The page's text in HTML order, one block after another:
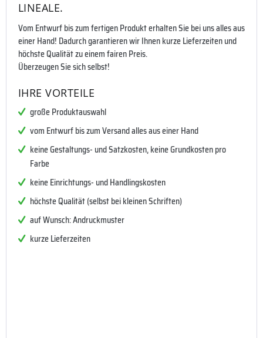
LINEALE.
Vom Entwurf bis zum fertigen Produkt erhalten Sie bei uns alles aus
einer Hand! Dadurch garantieren wir Ihnen kurze Lieferzeiten und
höchste Qualität zu einem fairen Preis.
Überzeugen Sie sich selbst!
IHRE VORTEILE
große Produktauswahl
vom Entwurf bis zum Versand alles aus einer Hand
keine Gestaltungs- und Satzkosten, keine Grundkosten pro
Farbe
keine Einrichtungs- und Handlingskosten
höchste Qualität (selbst bei kleinen Schriften)
auf Wunsch: Andruckmuster
kurze Lieferzeiten